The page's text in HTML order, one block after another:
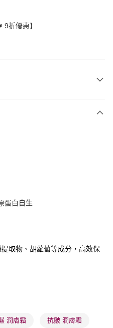
9折優惠】
送達
上免運費
上免運費
隨機分配至SF順豐速運或京東
蛋白自生
取物、胡蘿蔔等成分，高效保
潤膚霜 抗皺 潤膚霜